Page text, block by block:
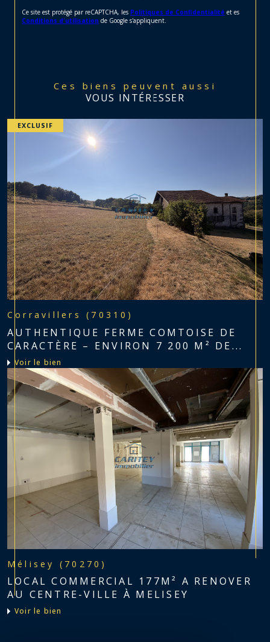
Ce site est protégé par reCAPTCHA, les Politiques de Confidentialité et es
Conditions d'utilisation de Google s'appliquent.
Ces biens peuvent aussi
VOUS INTÉRESSER
EXCLUSIF
Corravillers (70310)
AUTHENTIQUE FERME COMTOISE DE
CARACTÈRE – ENVIRON 7 200 M² DE...
voir le bien
Mélisey (70270)
LOCAL COMMERCIAL 177M² A RENOVER
AU CENTRE-VILLE À MELISEY
voir le bien